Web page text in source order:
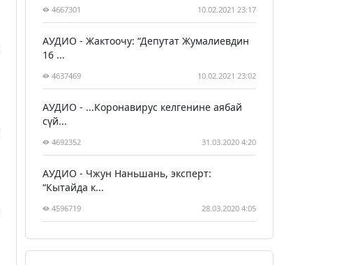
4667301 10.02.2021 23:17
АУДИО - Жактоочу: “Депутат Жумалиевдин
16 ...
4637469 10.02.2021 23:02
АУДИО - ...Коронавирус келгенине аябай
сүй...
4692352 31.03.2020 4:20
АУДИО - Чжун Наньшань, эксперт:
“Кытайда к...
4596719 28.03.2020 4:05